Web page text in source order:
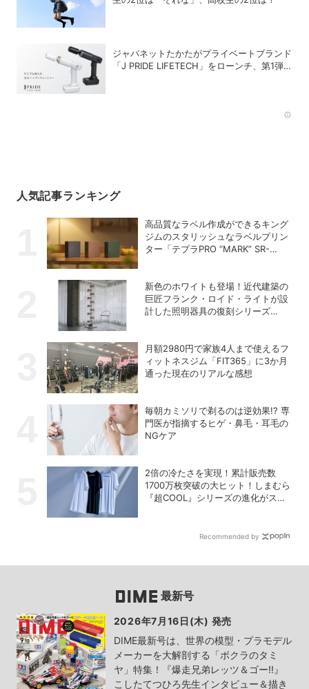
ジャパネットたかたがプライベートブランド
「J PRIDE LIFETECH」をローンチ、第1弾
人気記事ランキング
高品質なラベル作成ができるキング
ジムのスタリッシュなラベルプリン
ター「テプラPRO “MARK” SR-
新色のホワイトも登場！近代建築の
巨匠フランク・ロイド・ライトが設
計した照明器具の復刻シリーズ
月額2980円で家族4人まで使えるフ
ィットネスジム「FIT365」に3か月
通った現在のリアルな感想
毎朝カミソリで剃るのは逆効果!? 専
門医が指摘するヒゲ・鼻毛・耳毛の
NGケア
2倍の冷たさを実現！累計販売数
1700万枚突破の大ヒット！しまむら
『超COOL』シリーズの進化がスゴ
Recommended by
最新号
2026年7月16日(木) 発売
DIME最新号は、世界の模型・プラモデル
メーカーを大解剖する「ボクラのタミ
ヤ」特集！『爆走兄弟レッツ＆ゴー!!』
こしたてつひろ先生インタビュー＆描き